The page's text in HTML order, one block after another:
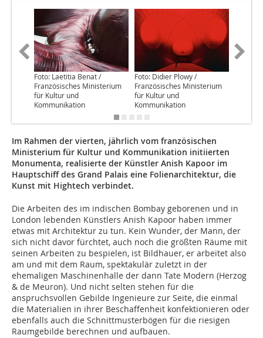
Foto: Laetitia Benat /
Französisches Ministerium
für Kultur und
Kommunikation
Foto: Didier Plowy /
Französisches Ministerium
für Kultur und
Kommunikation
Im Rahmen der vierten, jährlich vom französischen
Ministerium für Kultur und Kommunikation initiierten
Monumenta, realisierte der Künstler Anish Kapoor im
Hauptschiff des Grand Palais eine Folienarchitektur, die
Kunst mit Hightech verbindet.
Die Arbeiten des im indischen Bombay geborenen und in
London lebenden Künstlers Anish Kapoor haben immer
etwas mit Architektur zu tun. Kein Wunder, der Mann, der
sich nicht davor fürchtet, auch noch die größten Räume mit
seinen Arbeiten zu bespielen, ist Bildhauer, er arbeitet also
am und mit dem Raum, spektakulär zuletzt in der
ehemaligen Maschinenhalle der dann Tate Modern (Herzog
& de Meuron). Und nicht selten stehen für die
anspruchsvollen Gebilde Ingenieure zur Seite, die einmal
die Materialien in ihrer Beschaffenheit konfektionieren oder
ebenfalls auch die Schnittmusterbögen für die riesigen
Raumgebilde berechnen und aufbauen.